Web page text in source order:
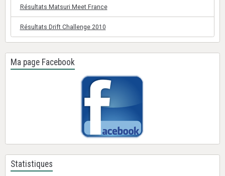
Résultats Matsuri Meet France
Résultats Drift Challenge 2010
Ma page Facebook
Statistiques